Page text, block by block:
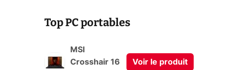
Top PC portables
MSI
Crosshair 16
Voir le produit